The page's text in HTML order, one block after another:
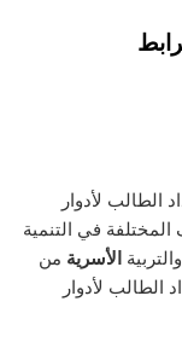
الطالب لأدوار
المختلفة في التنمية
والتربية الأسرية من
الطالب لأدوار